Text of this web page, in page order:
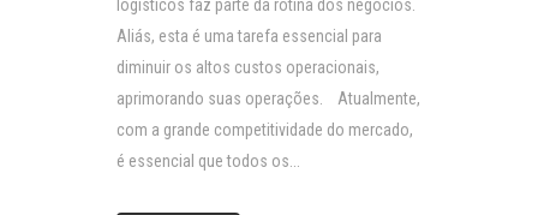
logísticos faz parte da rotina dos negócios.
Aliás, esta é uma tarefa essencial para
diminuir os altos custos operacionais,
aprimorando suas operações. Atualmente,
com a grande competitividade do mercado,
é essencial que todos os...